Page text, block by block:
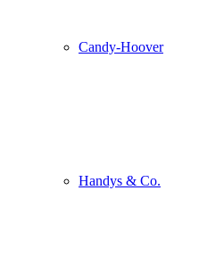
Candy-Hoover
Handys & Co.